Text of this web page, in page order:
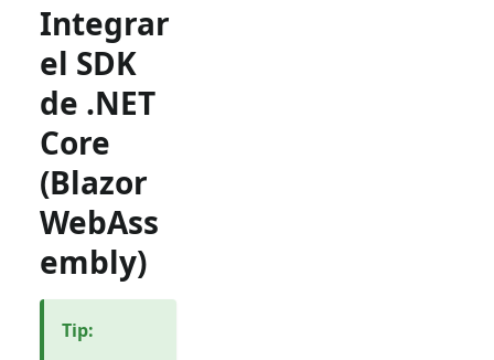
Integrar
el SDK
de .NET
Core
(Blazor
WebAss
embly)
Tip: